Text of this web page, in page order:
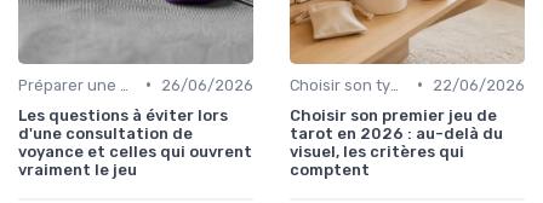
•
26/06/2026
Les questions à éviter lors
d'une consultation de
voyance et celles qui ouvrent
vraiment le jeu
•
22/06/2026
Choisir son premier jeu de
tarot en 2026 : au-delà du
visuel, les critères qui
comptent